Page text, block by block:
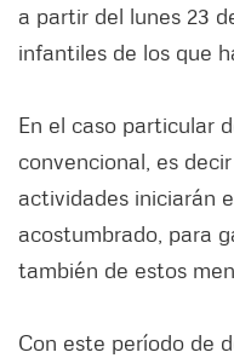
a partir del lunes 23
infantiles de los que
En el caso particular
convencional, es
actividades iniciarán
acostumbrado, para
también de estos
Con este período de